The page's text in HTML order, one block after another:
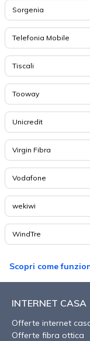
Sorgenia
Telefonia Mobile
Tiscali
Tooway
Unicredit
Virgin Fibra
Vodafone
wekiwi
WindTre
Scopri come
INTERNET CASA
Offerte internet
Offerte fibra ottica